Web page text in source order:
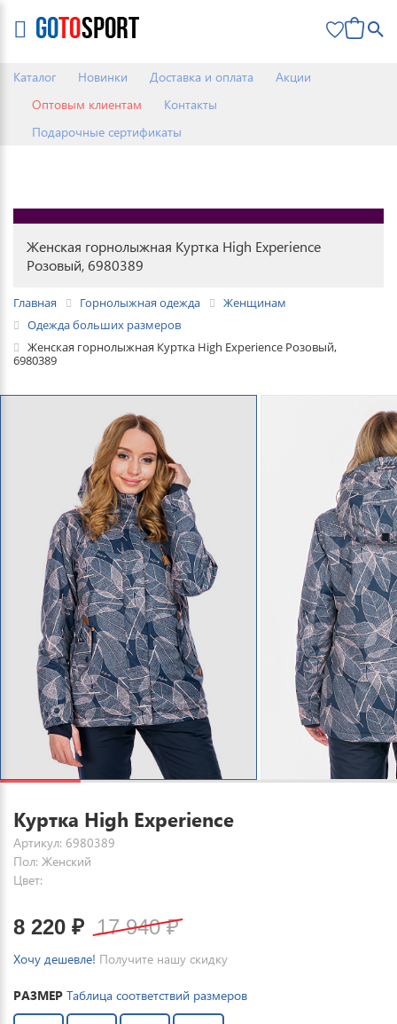
Каталог Новинки Доставка и оплата
Акции
Оптовым клиентам
Контакты
Подарочные сертификаты
0
Женская горнолыжная Куртка High Experience
Розовый, 6980389
Главная Горнолыжная одежда
Женщинам
Одежда больших размеров
Женская горнолыжная Куртка High Experience Розовый,
6980389
Куртка High Experience
Артикул: 6980389
Пол: Женский
Цвет:
8 220 ₽ 17 940₽
Хочу дешевле! Получите нашу скидку
РАЗМЕР Таблица соответствий размеров